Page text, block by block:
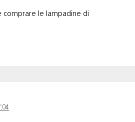
comprare le lampadine di